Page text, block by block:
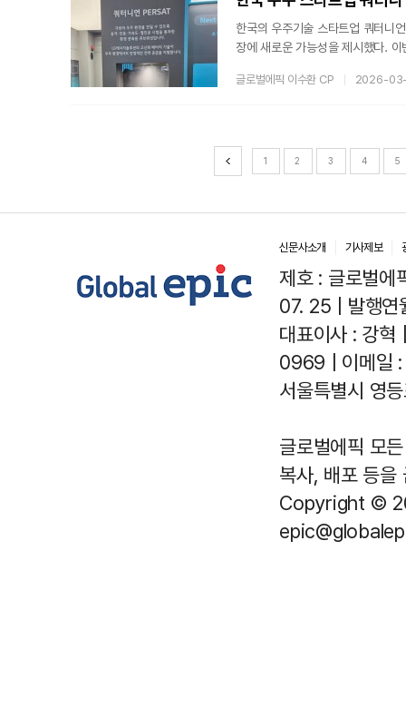
한국의 우주기술 스타트업 쿼터
장에 새로운 가능성을 제시했다.
(InterBattery 2026) 전시회에서
글로벌에픽 이수환 CP 2026-
1 2 3 4 5
신문사소개 기사제보
제호 : 글로벌
07. 25 | 발행연
대표이사 : 강
0969 | 이메일
서울특별시 영
글로벌에픽 모
복사, 배포 등을
Copyright ©